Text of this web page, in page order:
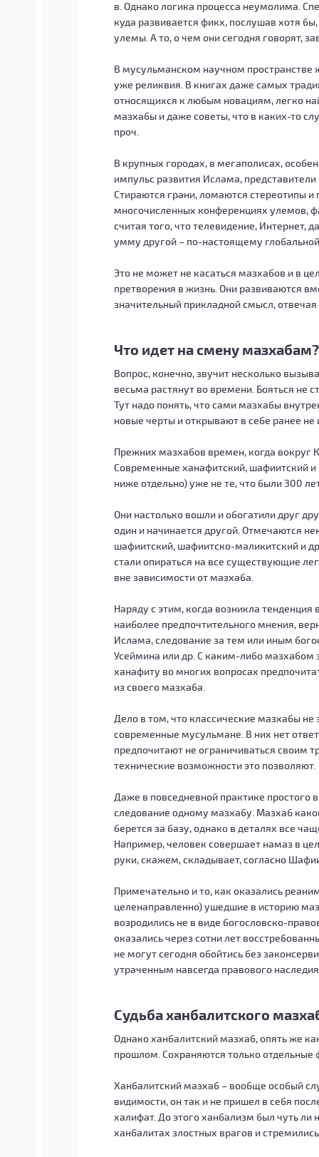
в. Однако логика процесса неумолима.
куда развивается фикх, послушав хотя
улемы. А то, о чем они сегодня говорят,
В мусульманском научном пространстве
уже реликвия. В книгах даже самых
относящихся к любым новациям, легко
мазхабы и даже советы, что в каких-то
проч.
В крупных городах, в мегаполисах,
импульс развития Ислама,
Стираются грани, ломаются стереотипы
многочисленных конференциях улемов,
считая того, что телевидение, Интернет,
умму другой – по-настоящему
Это не может не касаться мазхабов и в
претворения в жизнь. Они развиваются
значительный прикладной смысл,
Что идет на смену мазхабам?
Вопрос, конечно, звучит несколько
весьма растянут во времени. Бояться не
Тут надо понять, что сами мазхабы
новые черты и открывают в себе ранее
Прежних мазхабов времен, когда вокруг
Современные ханафитский, шафиитский
ниже отдельно) уже не те, что были 300
Они настолько вошли и обогатили друг
один и начинается другой. Отмечаются
шафиитский, шафиитско-маликитский и
стали опираться на все существующие
вне зависимости от мазхаба.
Наряду с этим, когда возникла
наиболее предпочтительного мнения,
Ислама, следование за тем или иным
Усеймина или др. С каким-либо мазхабом
ханафиту во многих вопросах
из своего мазхаба.
Дело в том, что классические мазхабы
современные мусульмане. В них нет
предпочитают не ограничиваться своим
технические возможности это позволяют.
Даже в повседневной практике простого
следование одному мазхабу. Мазхаб
берется за базу, однако в деталях все
Например, человек совершает намаз в
руки, скажем, складывает, согласно
Примечательно и то, как оказались
целенаправленно) ушедшие в историю
возродились не в виде богословско-
оказались через сотни лет
не могут сегодня обойтись без
утраченным навсегда правового
Судьба ханбалитского
Однако ханбалитский мазхаб, опять же
прошлом. Сохраняются только
Ханбалитский мазхаб – вообще особый
видимости, он так и не пришел в себя
халифат. До этого ханбализм был чуть
ханбалитах злостных врагов и